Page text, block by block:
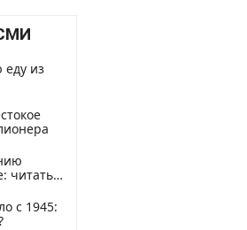
еду из
читать
с 1945: